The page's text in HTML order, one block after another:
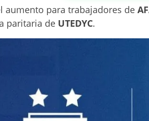
aumento para trabajadores de
paritaria de UTEDYC.